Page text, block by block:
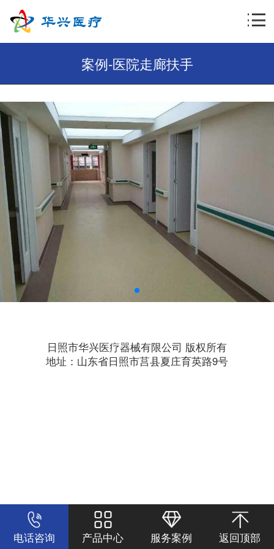
案例-医院走廊扶手
日照市华兴医疗器械有限公司 版权所有
地址：山东省日照市莒县夏庄育英路9号
电话咨询 产品中心 服务案例 返回顶部